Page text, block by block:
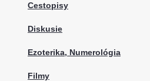
Cestopisy
Diskusie
Ezoterika, Numerológia
Filmy